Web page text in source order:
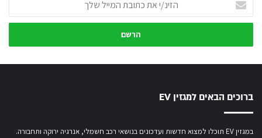
את
כתובת
שלך
ברוכים הבאים למגזין EV
במגזין EV תוכלו למצוא חדשות ועדכונים בנושאי רכב חשמלי, אנרגיה ירוקה ותחבורה.